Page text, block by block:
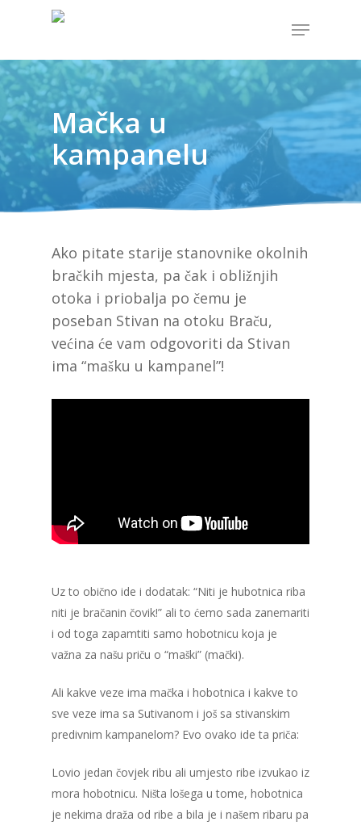
Hit enter to search or ESC to close
Mačka u
kampanelu
Ako pitate starije stanovnike okolnih
bračkih mjesta, pa čak i obližnjih
otoka i priobalja po čemu je
poseban Stivan na otoku Braču,
većina će vam odgovoriti da Stivan
ima “mašku u kampanel”!
Uz to obično ide i dodatak: “Niti je hubotnica riba
niti je bračanin čovik!” ali to ćemo sada zanemariti
i od toga zapamtiti samo hobotnicu koja je
važna za našu priču o “maški” (mački).
Ali kakve veze ima mačka i hobotnica i kakve to
sve veze ima sa Sutivanom i još sa stivanskim
predivnim kampanelom? Evo ovako ide ta priča:
Lovio jedan čovjek ribu ali umjesto ribe izvukao iz
mora hobotnicu. Ništa lošega u tome, hobotnica
je nekima draža od ribe a bila je i našem ribaru pa